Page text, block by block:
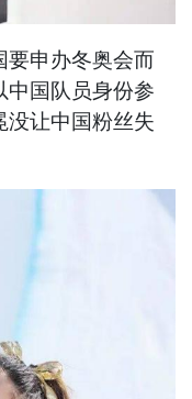
要申办冬奥会而
中国队员身份参
没让中国粉丝失